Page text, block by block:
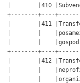
|        |410
+--------+----
|        |411
|        |
|        |
+--------+----
|        |412
|        |
|        |